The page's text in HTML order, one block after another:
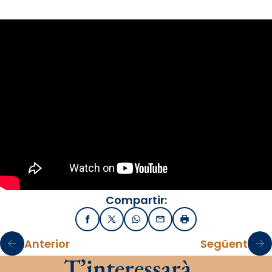
Compartir:
FacebookX / TwitterWhatsApp
EmailImprimir
Anterior Següent